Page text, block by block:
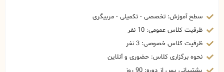
سطح آموزش: تخصصی - تکمیلی - مربیگری
ظرفیت کلاس عمومی: 10 نفر
ظرفیت کلاس خصوصی: 3 نفر
نحوه برگزاری کلاس: حضوری و آنلاین